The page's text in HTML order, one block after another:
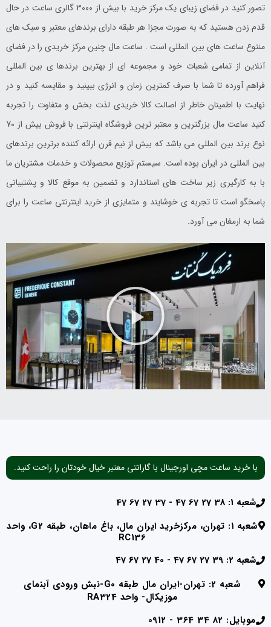
تصور کنید در فضای زیبای یک مرکز خرید با بیش از 3000 گالری ساعت در حال
قدم زدن هستید که به صورت مجزا هر طبقه دارای برندهای معتبر و سبک های
منتوع ساعت های بین المللی است . ساعت مال چنین مرکز خریدی را در فضای
آنلاین از تمامی شعبات خود و مجموعه ای از بهترین برندها ی بین المللی
فراهم آورده تا شما با صرف کمترین زمان و انرژی ببینید و مقایسه کنید و در
نهایت با اطمینان خاطر از اصالت کالا خریدی لذت بخش و متفاوت را تجربه
کنید ساعت مال بزرگترین و معتبر ترین فروشگاه اینترنتی با فروش بیش از 70
نوع برند بین المللی می باشد که بیش از نیم قرن ارائه کننده برترین برندهای
بین المللی در ایران بوده است. سیستم توزیع محصولات و خدمات مشتریان ما
با به کارگیری زیر ساخت های استاندارد و تضمین به موقع کالا و پشتیبانی
پاسخگو است تا تجربه ی خوشایند و متمایزی از خرید اینترنتی ساعت را برای
شما به ارمغان می آورد.
با خرید ساعت مچی اورجینال با گارانتی معتبر خیال خودتان را راحت کنید.
شعبه 1: 38 27 67 47 - 37 27 67 47
شعبه ۱: تهران، مرکزخرید ایران مال، باغ ماهان، طبقه G2، واحد
RC136
شعبه 2: 39 27 67 47 - 40 27 67 47
شعبه 2: تهران-ایران مال طبقه G0-نبش ورودی آبنمای
موزیکال- واحد RA324
موبایل: 82 34 364 - 0912